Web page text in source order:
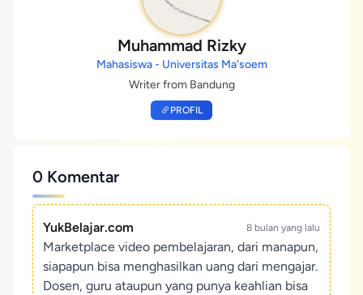
Muhammad Rizky
Mahasiswa - Universitas Ma'soem
Writer from Bandung
PROFIL
0 Komentar
YukBelajar.com 8 bulan yang lalu
Marketplace video pembelajaran, dari manapun,
siapapun bisa menghasilkan uang dari mengajar.
Dosen, guru ataupun yang punya keahlian bisa